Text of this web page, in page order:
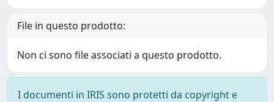
File in questo prodotto:
Non ci sono file associati a questo prodotto.
I documenti in IRIS sono protetti da copyright e